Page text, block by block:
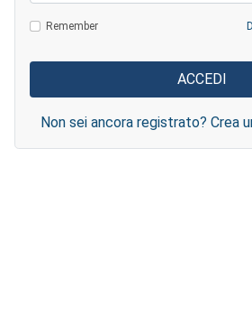
Remember
Non sei ancora registrato? Crea